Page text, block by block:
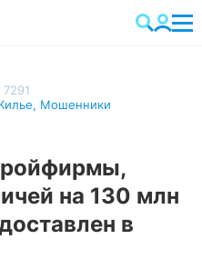
, Мошенники
на 130 млн
в